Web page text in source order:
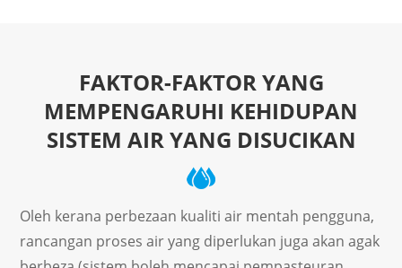
FAKTOR-FAKTOR YANG
MEMPENGARUHI KEHIDUPAN
SISTEM AIR YANG DISUCIKAN
Oleh kerana perbezaan kualiti air mentah pengguna,
rancangan proses air yang diperlukan juga akan agak